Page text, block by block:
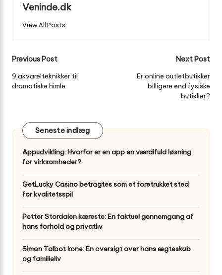
Veninde.dk
View All Posts
Post
navigation
Previous Post
9 akvarelteknikker til
dramatiske himle
Next Post
Er online outletbutikker
billigere end fysiske
butikker?
Seneste indlæg
Appudvikling: Hvorfor er en app en værdifuld løsning
for virksomheder?
GetLucky Casino betragtes som et foretrukket sted
for kvalitetsspil
Petter Stordalen kæreste: En faktuel gennemgang af
hans forhold og privatliv
Simon Talbot kone: En oversigt over hans ægteskab
og familieliv